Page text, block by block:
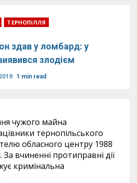
ТЕРНОПІЛЛЯ
здав у ломбард: у
злодієм
1 min read
чужого майна
тернопільського
обласного центру 1988
вчиненні протиправні дії
кримінальна